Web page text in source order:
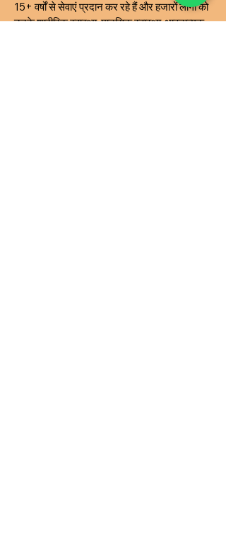
15+ वर्षों से सेवाएं प्रदान कर रहे हैं और हजारों लोगों को
उनके शारीरिक स्वास्थ्य, मानसिक स्वास्थ्य, भावनात्मक